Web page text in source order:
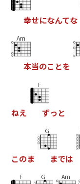
幸せになんてな
Am
本当のこ とを
ねえ
F
ずっ と
このま
G
までは
F G Am